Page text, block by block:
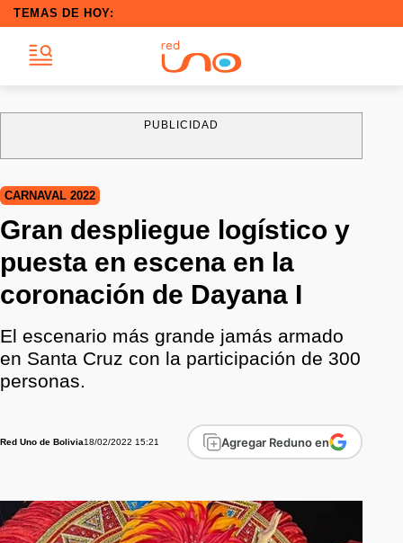
TEMAS DE HOY:
PUBLICIDAD
CARNAVAL 2022
Gran despliegue logístico y
puesta en escena en la
coronación de Dayana I
El escenario más grande jamás armado
en Santa Cruz con la participación de 300
personas.
Red Uno de Bolivia18/02/2022 15:21 Agregar Reduno en